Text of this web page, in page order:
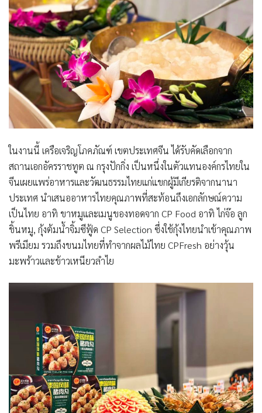
ในงานนี้ เครือเจริญโภคภัณฑ์ เขตประเทศจีน ได้รับคัดเลือกจาก
สถานเอกอัครราชทูต ณ กรุงปักกิ่ง เป็นหนึ่งในตัวแทนองค์กรไทยใน
จีนเผยแพร่อาหารและวัฒนธรรมไทยแก่แขกผู้มีเกียรติจากนานา
ประเทศ นำเสนออาหารไทยคุณภาพที่สะท้อนถึงเอกลักษณ์ความ
เป็นไทย อาทิ ขาหมูและเมนูของทอดจาก CP Food อาทิ ไก่จ๊อ ลูก
ชิ้นหมู, กุ้งต้มน้ำจิ้มซีฟู้ด CP Selection ซึ่งใช้กุ้งไทยนำเข้าคุณภาพ
พรีเมียม รวมถึงขนมไทยที่ทำจากผลไม้ไทย CPFresh อย่างวุ้น
มะพร้าวและข้าวเหนียวลำไย